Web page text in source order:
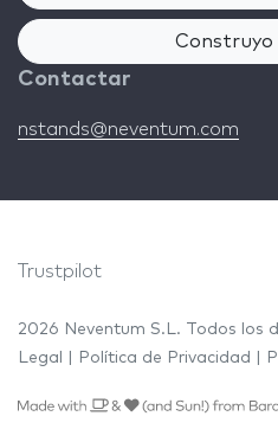
Construyo
Contactar
nstands@neventum.com
Trustpilot
2026 Neventum S.L. Todos los
Legal
Política de Privacidad